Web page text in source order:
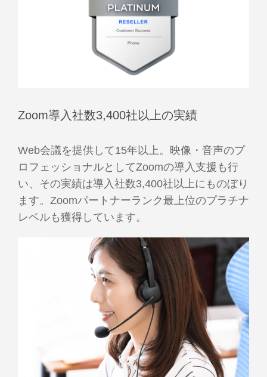
Zoom導入社数3,400社以上の実績
Web会議を提供して15年以上。映像・音声のプ
ロフェッショナルとしてZoomの導入支援も行
い、その実績は導入社数3,400社以上にものぼり
ます。Zoomパートナーランク最上位のプラチナ
レベルも獲得しています。